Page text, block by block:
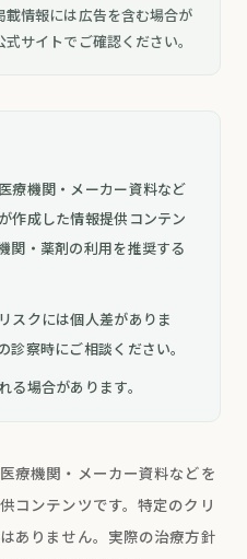
情報には広告を含む場合が
サイトでご確認ください。
療機関・メーカー資料など
作成した情報提供コンテン
関・薬剤の利用を推奨する
スクには個人差がありま
察時にご相談ください。
場合があります。
療機関・メーカー資料などを
コンテンツです。特定のクリ
ありません。実際の治療方針